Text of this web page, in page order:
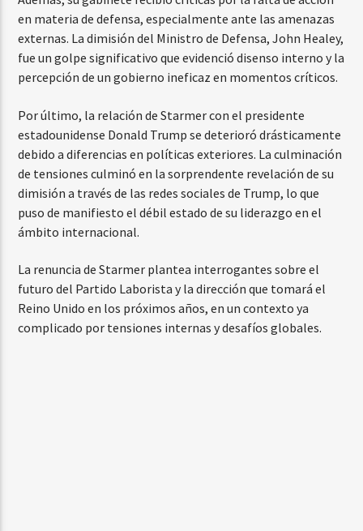
en materia de defensa, especialmente ante las amenazas
externas. La dimisión del Ministro de Defensa, John Healey,
fue un golpe significativo que evidenció disenso interno y la
percepción de un gobierno ineficaz en momentos críticos.
Por último, la relación de Starmer con el presidente
estadounidense Donald Trump se deterioró drásticamente
debido a diferencias en políticas exteriores. La culminación
de tensiones culminó en la sorprendente revelación de su
dimisión a través de las redes sociales de Trump, lo que
puso de manifiesto el débil estado de su liderazgo en el
ámbito internacional.
La renuncia de Starmer plantea interrogantes sobre el
futuro del Partido Laborista y la dirección que tomará el
Reino Unido en los próximos años, en un contexto ya
complicado por tensiones internas y desafíos globales.